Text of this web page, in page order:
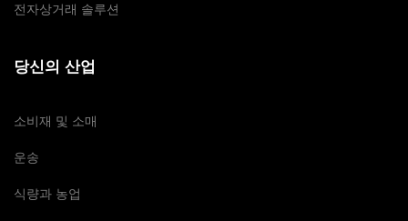
전자상거래 솔루션
당신의 산업
소비재 및 소매
운송
식량과 농업